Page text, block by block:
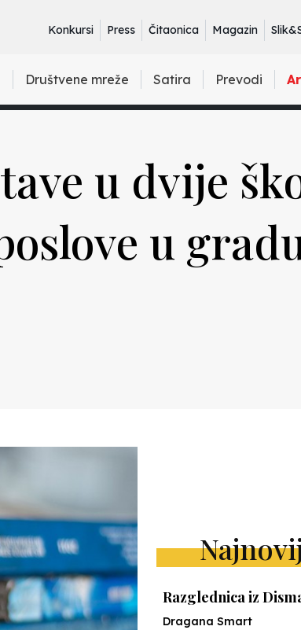
Konkursi Press Čitaonica Magazin
Društvene mreže Satira Prevodi
u dvije
u
Razglednica iz
Dragana Smart